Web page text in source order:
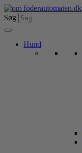
Videre
til
indhold
Søg
Hund